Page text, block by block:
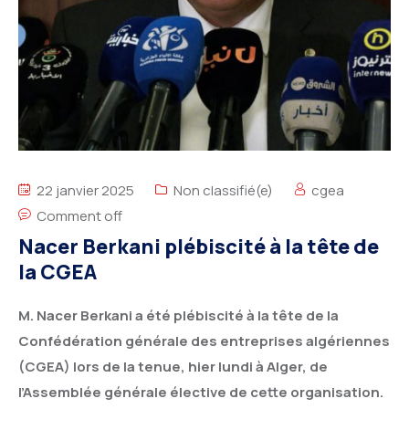
22 janvier 2025 Non classifié(e)
cgea
Comment off
Nacer Berkani plébiscité à la tête de
la CGEA
M. Nacer Berkani a été plébiscité à la tête de la
Confédération générale des entreprises algériennes
(CGEA) lors de la tenue, hier lundi à Alger, de
l’Assemblée générale élective de cette organisation.